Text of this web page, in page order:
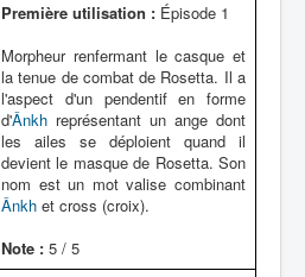
Première utilisation : Épisode 1
Morpheur renfermant le casque et
la tenue de combat de Rosetta. Il a
l'aspect d'un pendentif en forme
d'Ânkh représentant un ange dont
les ailes se déploient quand il
devient le masque de Rosetta. Son
nom est un mot valise combinant
Ânkh et cross (croix).
Note : 5 / 5